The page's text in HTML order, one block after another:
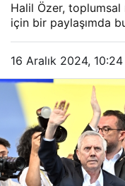
Halil Özer, toplumsal
için bir paylaşımda
16 Aralık 2024, 10:24